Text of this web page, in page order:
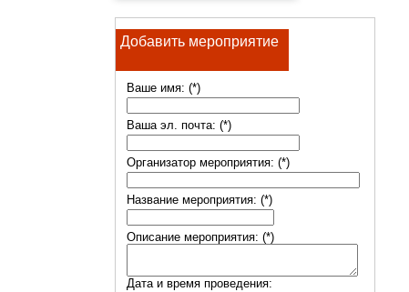
Добавить мероприятие
Ваше имя: (*)
Ваша эл. почта: (*)
Организатор мероприятия: (*)
Название мероприятия: (*)
Описание мероприятия: (*)
Дата и время проведения: